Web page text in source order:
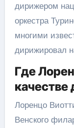
дирижером
оркестра
многими
дирижировал
Где
Лоренцо
Венского